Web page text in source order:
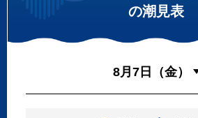
の潮見表